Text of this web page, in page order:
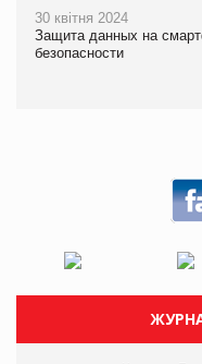
30 квітня 2024
Защита данных на
безопасности